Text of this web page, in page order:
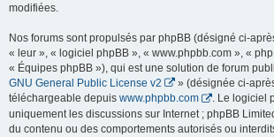
modifiées.
Nos forums sont propulsés par phpBB (désigné ci-
« leur », « logiciel phpBB », « www.phpbb.com », «
« Équipes phpBB »), qui est une solution de forum
GNU General Public License v2
» (désignée ci-
téléchargeable depuis www.phpbb.com
. Le logiciel
uniquement les discussions sur Internet ; phpBB
du contenu ou des comportements autorisés ou